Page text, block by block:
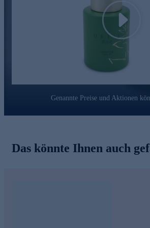
Bestellen Sie das Repairing Haar-
Play
Genannte Preise und Aktionen
Das könnte Ihnen auch